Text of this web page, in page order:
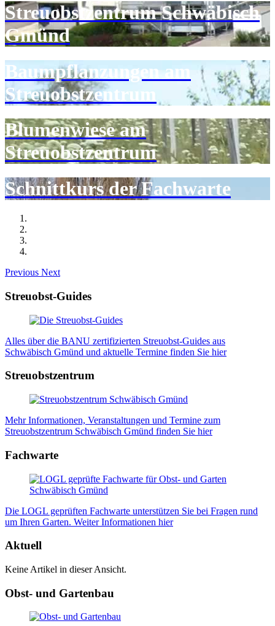
Streuobstzentrum Schwäbisch
Gmünd
Baumpflanzungen am
Streuobstzentrum
Blumenwiese am
Streuobstzentrum
Schnittkurs der Fachwarte
Previous Next
Streuobst-Guides
Alles über die BANU zertifizierten Streuobst-Guides aus
Schwäbisch Gmünd und aktuelle Termine finden Sie hier
Streuobstzentrum
Mehr Informationen, Veranstaltungen und Termine zum
Streuobstzentrum Schwäbisch Gmünd finden Sie hier
Fachwarte
Die LOGL geprüften Fachwarte unterstützen Sie bei Fragen rund
um Ihren Garten. Weiter Informationen hier
Aktuell
Keine Artikel in dieser Ansicht.
Obst- und Gartenbau